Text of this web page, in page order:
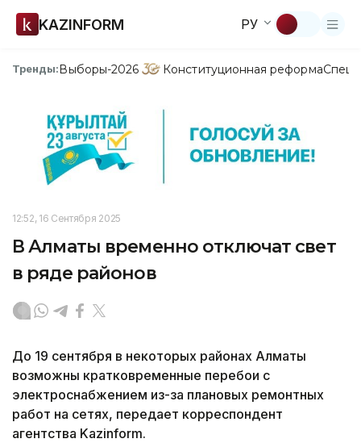
KAZINFORM РУ
Тренды:Выборы-2026 Конституционная реформа
12:52, 16 Сентября 2025
В Алматы временно отключат свет
в ряде районов
До 19 сентября в некоторых районах Алматы
возможны кратковременные перебои с
электроснабжением из-за плановых ремонтных
работ на сетях, передает корреспондент
агентства Kazinform.